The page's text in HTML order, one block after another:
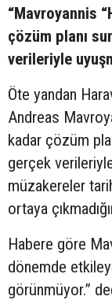
“Mavroyannis
çözüm planı
verileriyle
Öte yandan
Andreas
kadar çözüm
gerçek
müzakereler
ortaya
Habere göre
dönemde
görünmüyor.”